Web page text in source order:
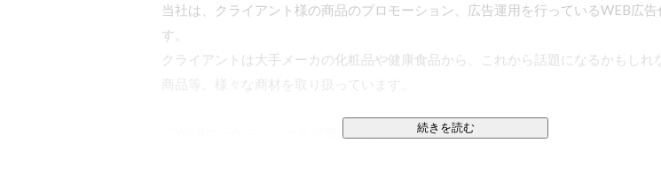
当社は、クライアント様の商品のプロモーション、広告運用を行っているWEB広
す。
クライアントは大手メーカの化粧品や健康食品から、これから話題になるかもしれ
商品等、様々な商材を取り扱っています。
「WEBマーケティングを武器に新しい価値を創造していく」
続きを読む